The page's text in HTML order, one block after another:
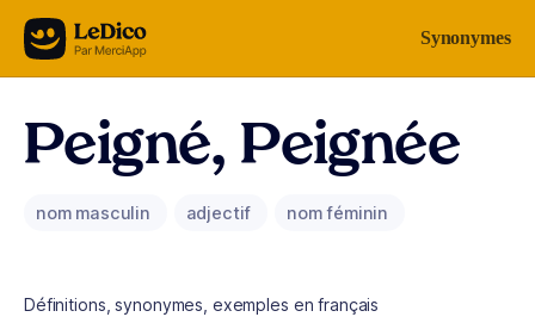
Aller au contenu Synonymes
Peigné, Peignée
nom masculin adjectif nom féminin
Définitions, synonymes, exemples en français